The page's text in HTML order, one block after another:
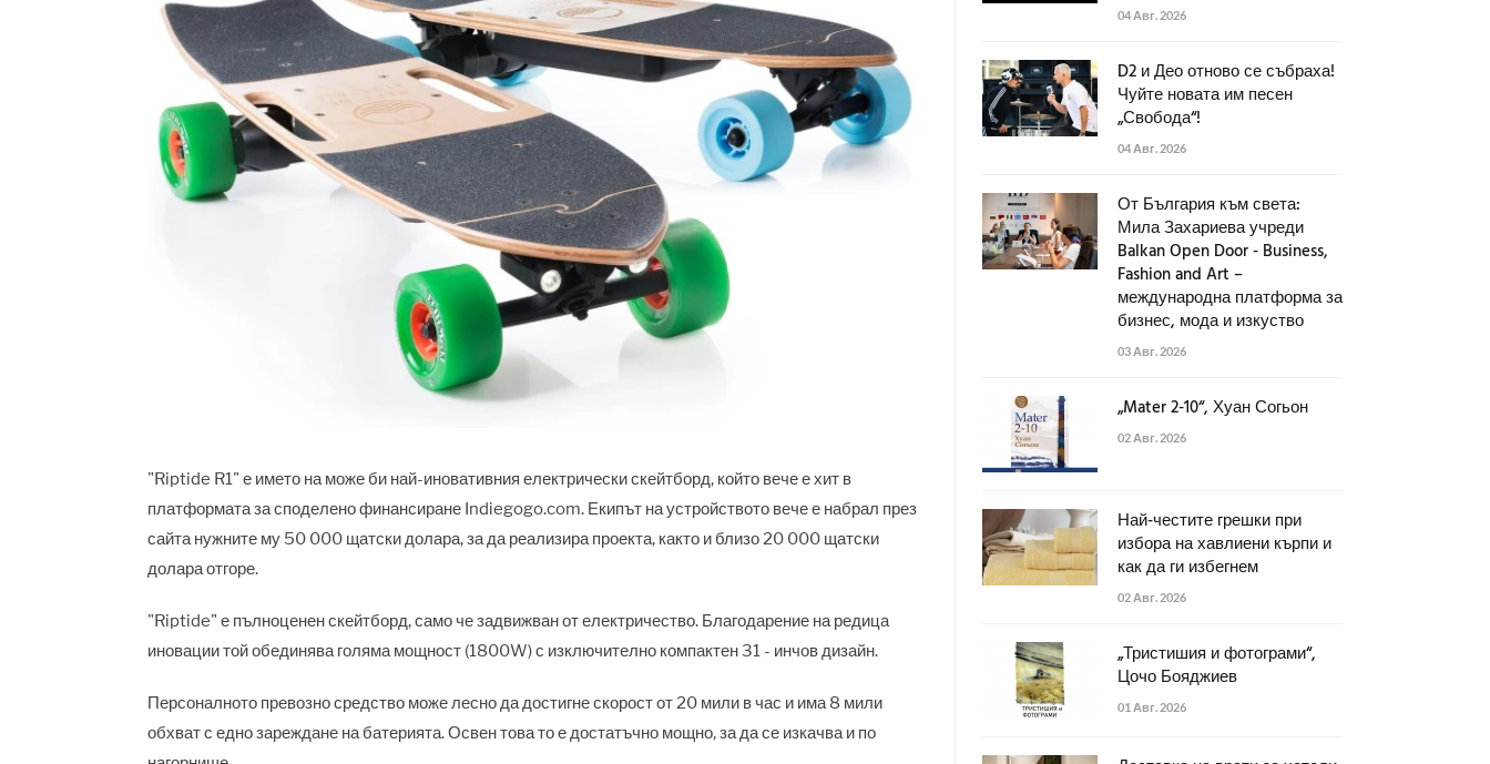
"Riptide R1" е името на може би най-иновативния електрически скейтборд, който вече е хит в
платформата за споделено финансиране Indiegogo.com. Екипът на устройството вече е набрал през
сайта нужните му 50 000 щатски долара, за да реализира проекта, както и близо 20 000 щатски
долара отгоре.
"Riptide" е пълноценен скейтборд, само че задвижван от електричество. Благодарение на редица
иновации той обединява голяма мощност (1800W) с изключително компактен 31 - инчов дизайн.
Персоналното превозно средство може лесно да достигне скорост от 20 мили в час и има 8 мили
обхват с едно зареждане на батерията. Освен това то е достатъчно мощно, за да се изкачва и по
04 Авг. 2026
D2 и Део отново се събраха!
Чуйте новата им песен
„Свобода“!
04 Авг. 2026
От България към света:
Мила Захариева учреди
Balkan Open Door - Business,
Fashion and Art –
международна платформа за
бизнес, мода и изкуство
03 Авг. 2026
„Mater 2-10“, Хуан Согьон
02 Авг. 2026
Най-честите грешки при
избора на хавлиени кърпи и
как да ги избегнем
02 Авг. 2026
„Тристишия и фотограми“,
Цочо Бояджиев
01 Авг. 2026